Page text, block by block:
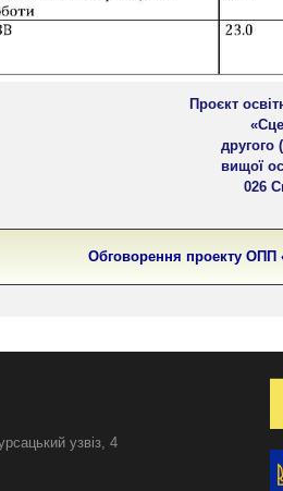
Проєкт
другого
вищої
026
Обговорення проекту ОПП
узвіз, 4